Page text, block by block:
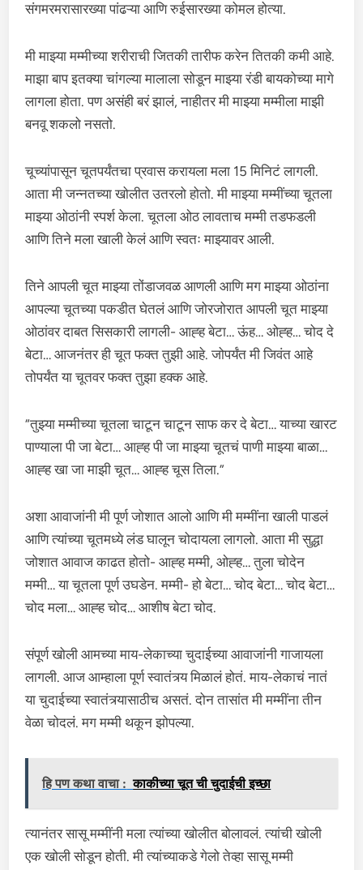
संगमरमरासारख्या पांढऱ्या आणि रुईसारख्या कोमल होत्या.
मी माझ्या मम्मीच्या शरीराची जितकी तारीफ करेन तितकी कमी आहे.
माझा बाप इतक्या चांगल्या मालाला सोडून माझ्या रंडी बायकोच्या मागे
लागला होता. पण असंही बरं झालं, नाहीतर मी माझ्या मम्मीला माझी
बनवू शकलो नसतो.
चूच्यांपासून चूतपर्यंतचा प्रवास करायला मला 15 मिनिटं लागली.
आता मी जन्नतच्या खोलीत उतरलो होतो. मी माझ्या मम्मींच्या चूतला
माझ्या ओठांनी स्पर्श केला. चूतला ओठ लावताच मम्मी तडफडली
आणि तिने मला खाली केलं आणि स्वतः माझ्यावर आली.
तिने आपली चूत माझ्या तोंडाजवळ आणली आणि मग माझ्या ओठांना
आपल्या चूतच्या पकडीत घेतलं आणि जोरजोरात आपली चूत माझ्या
ओठांवर दाबत सिसकारी लागली- आह्ह बेटा… ऊंह… ओह्ह… चोद दे
बेटा… आजनंतर ही चूत फक्त तुझी आहे. जोपर्यंत मी जिवंत आहे
तोपर्यंत या चूतवर फक्त तुझा हक्क आहे.
“तुझ्या मम्मीच्या चूतला चाटून चाटून साफ कर दे बेटा… याच्या खारट
पाण्याला पी जा बेटा… आह्ह पी जा माझ्या चूतचं पाणी माझ्या बाळा…
आह्ह खा जा माझी चूत… आह्ह चूस तिला.”
अशा आवाजांनी मी पूर्ण जोशात आलो आणि मी मम्मींना खाली पाडलं
आणि त्यांच्या चूतमध्ये लंड घालून चोदायला लागलो. आता मी सुद्धा
जोशात आवाज काढत होतो- आह्ह मम्मी, ओह्ह… तुला चोदेन
मम्मी… या चूतला पूर्ण उघडेन. मम्मी- हो बेटा… चोद बेटा… चोद बेटा…
चोद मला… आह्ह चोद… आशीष बेटा चोद.
संपूर्ण खोली आमच्या माय-लेकाच्या चुदाईच्या आवाजांनी गाजायला
लागली. आज आम्हाला पूर्ण स्वातंत्र्य मिळालं होतं. माय-लेकाचं नातं
या चुदाईच्या स्वातंत्र्यासाठीच असतं. दोन तासांत मी मम्मींना तीन
वेळा चोदलं. मग मम्मी थकून झोपल्या.
हि पण कथा वाचा : काकीच्या चूत ची चुदाईची इच्छा
त्यानंतर सासू मम्मींनी मला त्यांच्या खोलीत बोलावलं. त्यांची खोली
एक खोली सोडून होती. मी त्यांच्याकडे गेलो तेव्हा सासू मम्मी